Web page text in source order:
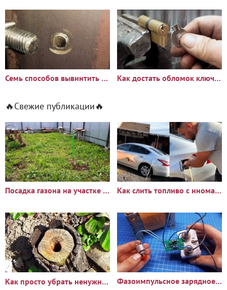
Семь способов вывинтить сломанный болт или шпильку Как достать обломок ключа из замка
🔥Свежие публикации🔥
Посадка газона на участке с сорняками: опыт и результаты Как слить топливо с иномарки через горловину бака
Как просто убрать ненужный пень?🪵 Фазоимпульсное зарядное устройство своими руками